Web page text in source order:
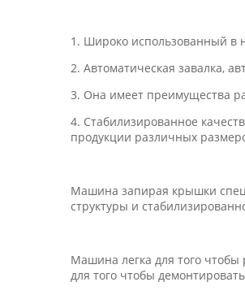
1. Широко использованный в
2. Автоматическая завалка,
3. Она имеет преимущества
4. Стабилизированное
продукции различных
Машина запирая крышки
структуры и
Машина легка для того
для того чтобы